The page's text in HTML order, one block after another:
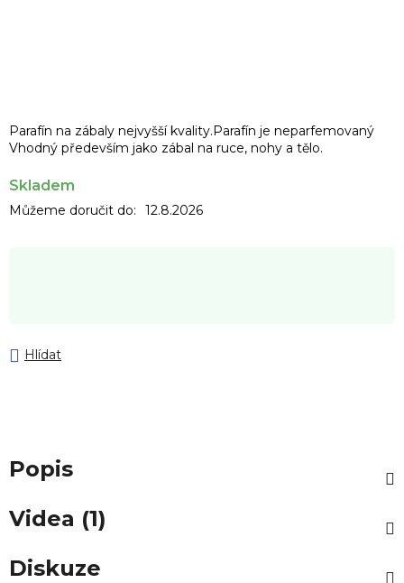
Parafín na zábaly nejvyšší kvality.Parafín je neparfemovaný
Vhodný především jako zábal na ruce, nohy a tělo.
Skladem
Můžeme doručit do: 12.8.2026
Hlídat
Popis
Videa (1)
Diskuze